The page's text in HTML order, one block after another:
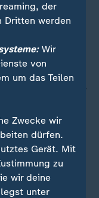
der
Dritten werden
Wir
von
um das Teilen
Zwecke wir
dürfen.
Gerät. Mit
zu
wir deine
unter